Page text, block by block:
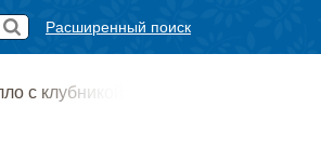
Расширенный поиск
с клубникой